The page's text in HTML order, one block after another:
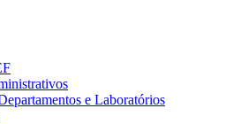
e Laboratórios